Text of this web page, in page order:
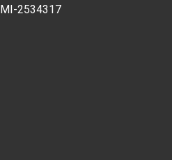
MI-2534317